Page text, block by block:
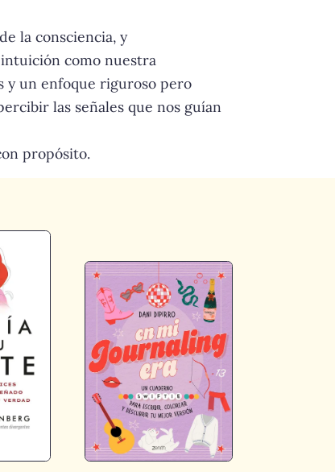
la consciencia, y
como nuestra
y un enfoque riguroso pero
las señales que nos guían
propósito.